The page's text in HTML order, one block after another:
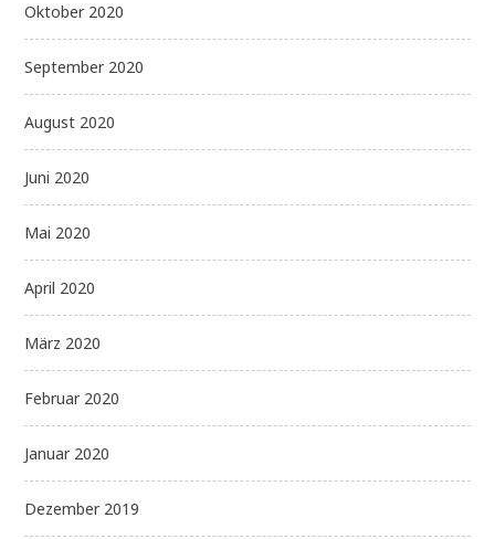
Oktober 2020
September 2020
August 2020
Juni 2020
Mai 2020
April 2020
März 2020
Februar 2020
Januar 2020
Dezember 2019